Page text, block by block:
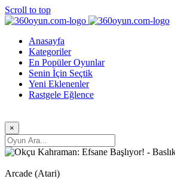
Scroll to top
Anasayfa
Kategoriler
En Popüler Oyunlar
Senin İçin Seçtik
Yeni Eklenenler
Rastgele Eğlence
×
Arcade (Atari)